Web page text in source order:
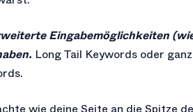
Eingabemöglichkeiten
Long Tail Keywords oder